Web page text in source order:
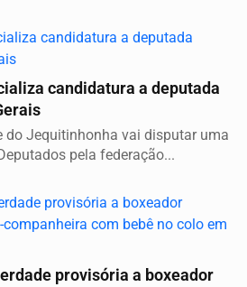
candidatura a deputada
do Jequitinhonha vai disputar uma
pela federação...
provisória a boxeador